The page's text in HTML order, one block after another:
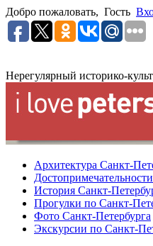
Добро пожаловать, Гость
Нерегулярный историко-
Архитектура Санкт-
История Санкт-
Прогулки по Санкт-
Фото Санкт-Петербурга
Экскурсии по Санкт-